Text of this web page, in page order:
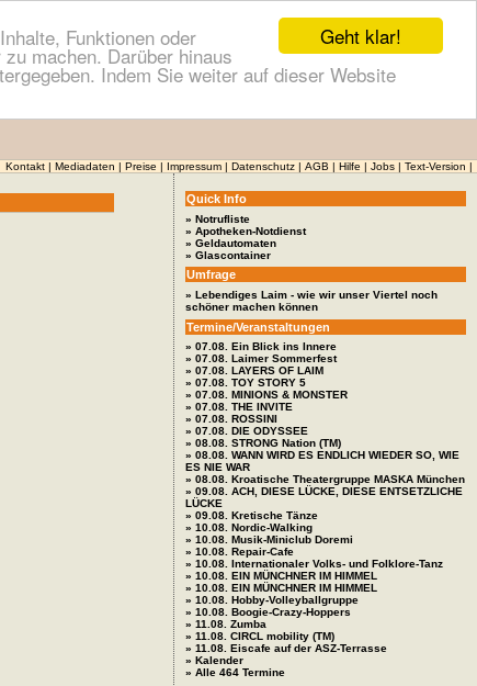
Geht klar!
Funktionen oder
machen. Darüber hinaus
Indem Sie weiter auf dieser Website
Kontakt Mediadaten Preise Impressum Datenschutz AGB Hilfe Jobs Text-Version
Quick Info
» Notrufliste
» Apotheken-Notdienst
» Geldautomaten
» Glascontainer
Umfrage
» Lebendiges Laim - wie wir unser Viertel noch
schöner machen können
Termine/Veranstaltungen
» 07.08. Ein Blick ins Innere
» 07.08. Laimer Sommerfest
» 07.08. LAYERS OF LAIM
» 07.08. TOY STORY 5
» 07.08. MINIONS & MONSTER
» 07.08. THE INVITE
» 07.08. ROSSINI
» 07.08. DIE ODYSSEE
» 08.08. STRONG Nation (TM)
» 08.08. WANN WIRD ES ENDLICH WIEDER SO, WIE
ES NIE WAR
» 08.08. Kroatische Theatergruppe MASKA München
» 09.08. ACH, DIESE LÜCKE, DIESE ENTSETZLICHE
LÜCKE
» 09.08. Kretische Tänze
» 10.08. Nordic-Walking
» 10.08. Musik-Miniclub Doremi
» 10.08. Repair-Cafe
» 10.08. Internationaler Volks- und Folklore-Tanz
» 10.08. EIN MÜNCHNER IM HIMMEL
» 10.08. EIN MÜNCHNER IM HIMMEL
» 10.08. Hobby-Volleyballgruppe
» 10.08. Boogie-Crazy-Hoppers
» 11.08. Zumba
» 11.08. CIRCL mobility (TM)
» 11.08. Eiscafe auf der ASZ-Terrasse
» Kalender
» Alle 464 Termine